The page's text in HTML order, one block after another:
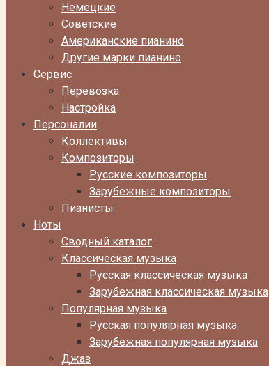
Немецкие
Советские
Американские пианино
Другие марки пианино
Сервис
Перевозка
Настройка
Персоналии
Коллективы
Композиторы
Русские композиторы
Зарубежные композиторы
Пианисты
Ноты
Сводный каталог
Классическая музыка
Русская классическая музыка
Зарубежная классическая музыка
Популярная музыка
Русская популярная музыка
Зарубежная популярная музыка
Джаз